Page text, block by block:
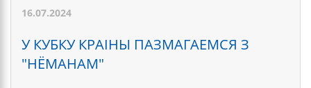
16.07.2024
У КУБКУ КРАІНЫ ПАЗМАГАЕМСЯ З
"НЁМАНАМ"